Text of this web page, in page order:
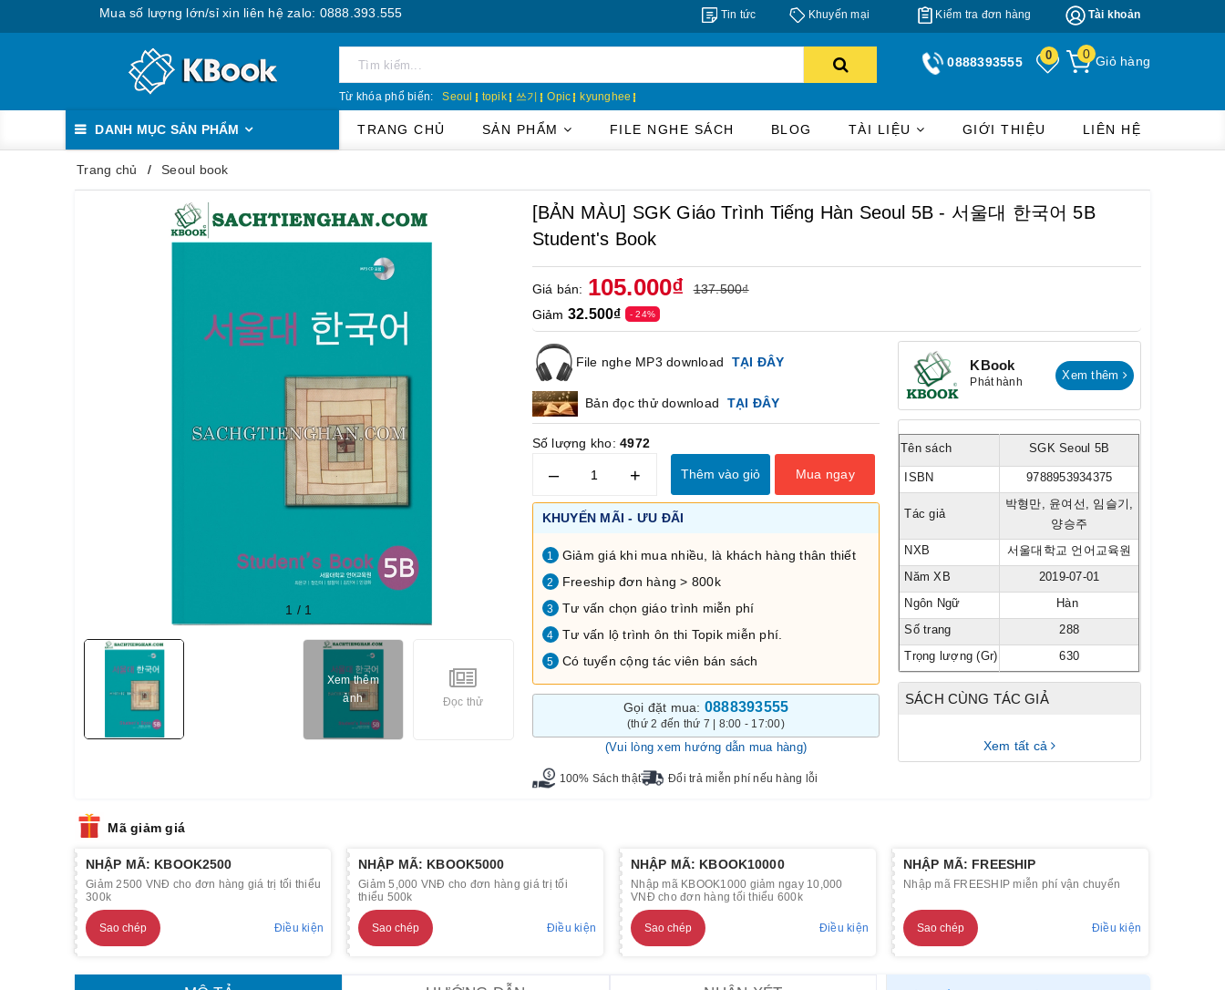
Mua số lượng lớn/sỉ xin liên hệ zalo: 0888.393.555 Tài khoản
Kiểm tra đơn hàng
Khuyến mại
Tin tức
Từ khóa phổ biến: Seoul topik 쓰기 Opic kyunghee
Giỏ hàng
0
0
0888393555
DANH MỤC SẢN PHẨM TRANG CHỦ SẢN PHẨM FILE NGHE SÁCH BLOG TÀI LIỆU GIỚI THIỆU LIÊN HỆ
Trang chủ Seoul book
1 / 1
Xem thêm
ảnh
Đọc thử
[BẢN MÀU] SGK Giáo Trình Tiếng Hàn Seoul 5B - 서울대 한국어 5B
Student's Book
Giá bán: 105.000₫
137.500₫
Giảm 32.500₫ - 24%
File nghe MP3 download TẠI ĐÂY
Bản đọc thử download TẠI ĐÂY
Số lượng kho:4972
– + Thêm vào giỏ Mua ngay
KHUYẾN MÃI - ƯU ĐÃI
1 Giảm giá khi mua nhiều, là khách hàng thân thiết
2 Freeship đơn hàng > 800k
3 Tư vấn chọn giáo trình miễn phí
4 Tư vấn lộ trình ôn thi Topik miễn phí.
5 Có tuyển cộng tác viên bán sách
Gọi đặt mua: 0888393555
(thứ 2 đến thứ 7 | 8:00 - 17:00)
(Vui lòng xem hướng dẫn mua hàng)
100% Sách thật Đổi trả miễn phí nếu hàng lỗi
KBook
Phát hành Xem thêm
Tên sách SGK Seoul 5B
ISBN 9788953934375
Tác giả
박형만, 윤여선, 임슬기,
양승주
NXB
서울대학교 언어교육원
Năm XB
2019-07-01
Ngôn Ngữ
Hàn
Số trang
288
Trọng lượng (Gr)
630
SÁCH CÙNG TÁC GIẢ
Xem tất cả
Mã giảm giá
NHẬP MÃ: KBOOK2500
Giảm 2500 VNĐ cho đơn hàng giá trị tối thiểu
300k
Sao chép Điều kiện
NHẬP MÃ: KBOOK5000
Giảm 5,000 VNĐ cho đơn hàng giá trị tối
thiểu 500k
Sao chép Điều kiện
NHẬP MÃ: KBOOK10000
Nhập mã KBOOK1000 giảm ngay 10,000
VNĐ cho đơn hàng tối thiểu 600k
Sao chép Điều kiện
NHẬP MÃ: FREESHIP
Nhập mã FREESHIP miễn phí vận chuyển
Sao chép Điều kiện